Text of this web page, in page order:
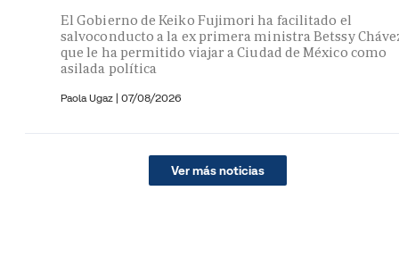
El Gobierno de Keiko Fujimori ha facilitado el
salvoconducto a la ex primera ministra Betssy
que le ha permitido viajar a Ciudad de México como
asilada política
Paola Ugaz | 07/08/2026
Ver más noticias